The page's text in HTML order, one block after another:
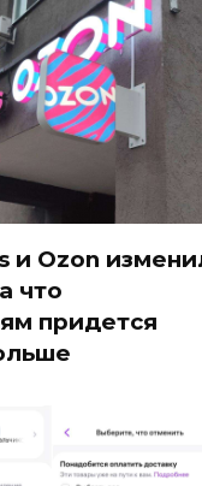
и Ozon
что
придется